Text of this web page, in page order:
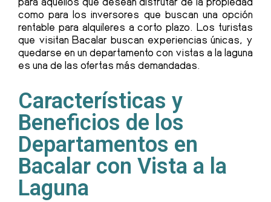
como para los inversores que buscan una opción
rentable para alquileres a corto plazo. Los turistas
que visitan Bacalar buscan experiencias únicas, y
quedarse en un departamento con vistas a la laguna
es una de las ofertas más demandadas.
Características y
Beneficios de los
Departamentos en
Bacalar con Vista a la
Laguna